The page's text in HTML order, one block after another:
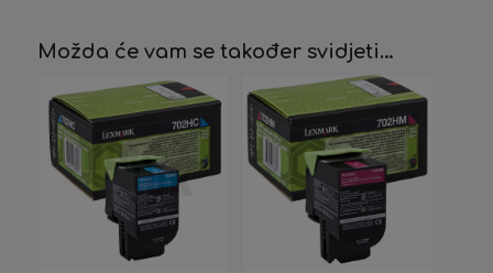
Možda će vam se također svidjeti…